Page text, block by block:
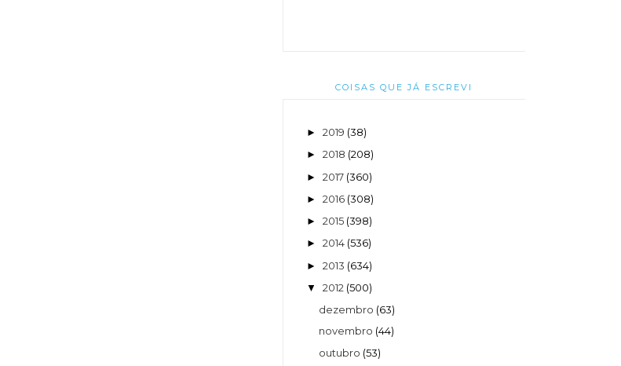
COISAS QUE JÁ ESCREVI
► 2019 (38)
► 2018 (208)
► 2017 (360)
► 2016 (308)
► 2015 (398)
► 2014 (536)
► 2013 (634)
▼ 2012 (500)
dezembro (63)
novembro (44)
outubro (53)